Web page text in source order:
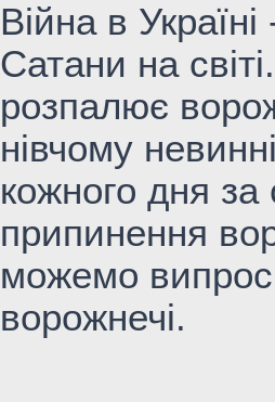
Війна в
Сатани на
розпалює
нівчому
кожного дня
припинення
можемо
ворожнечі.